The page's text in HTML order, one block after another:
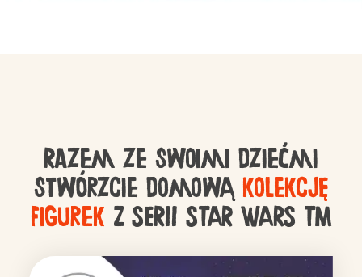
Razem ze swoimi dziećmi
stwórzcie domową kolekcję
figurek Z SERII STAR WARS TM